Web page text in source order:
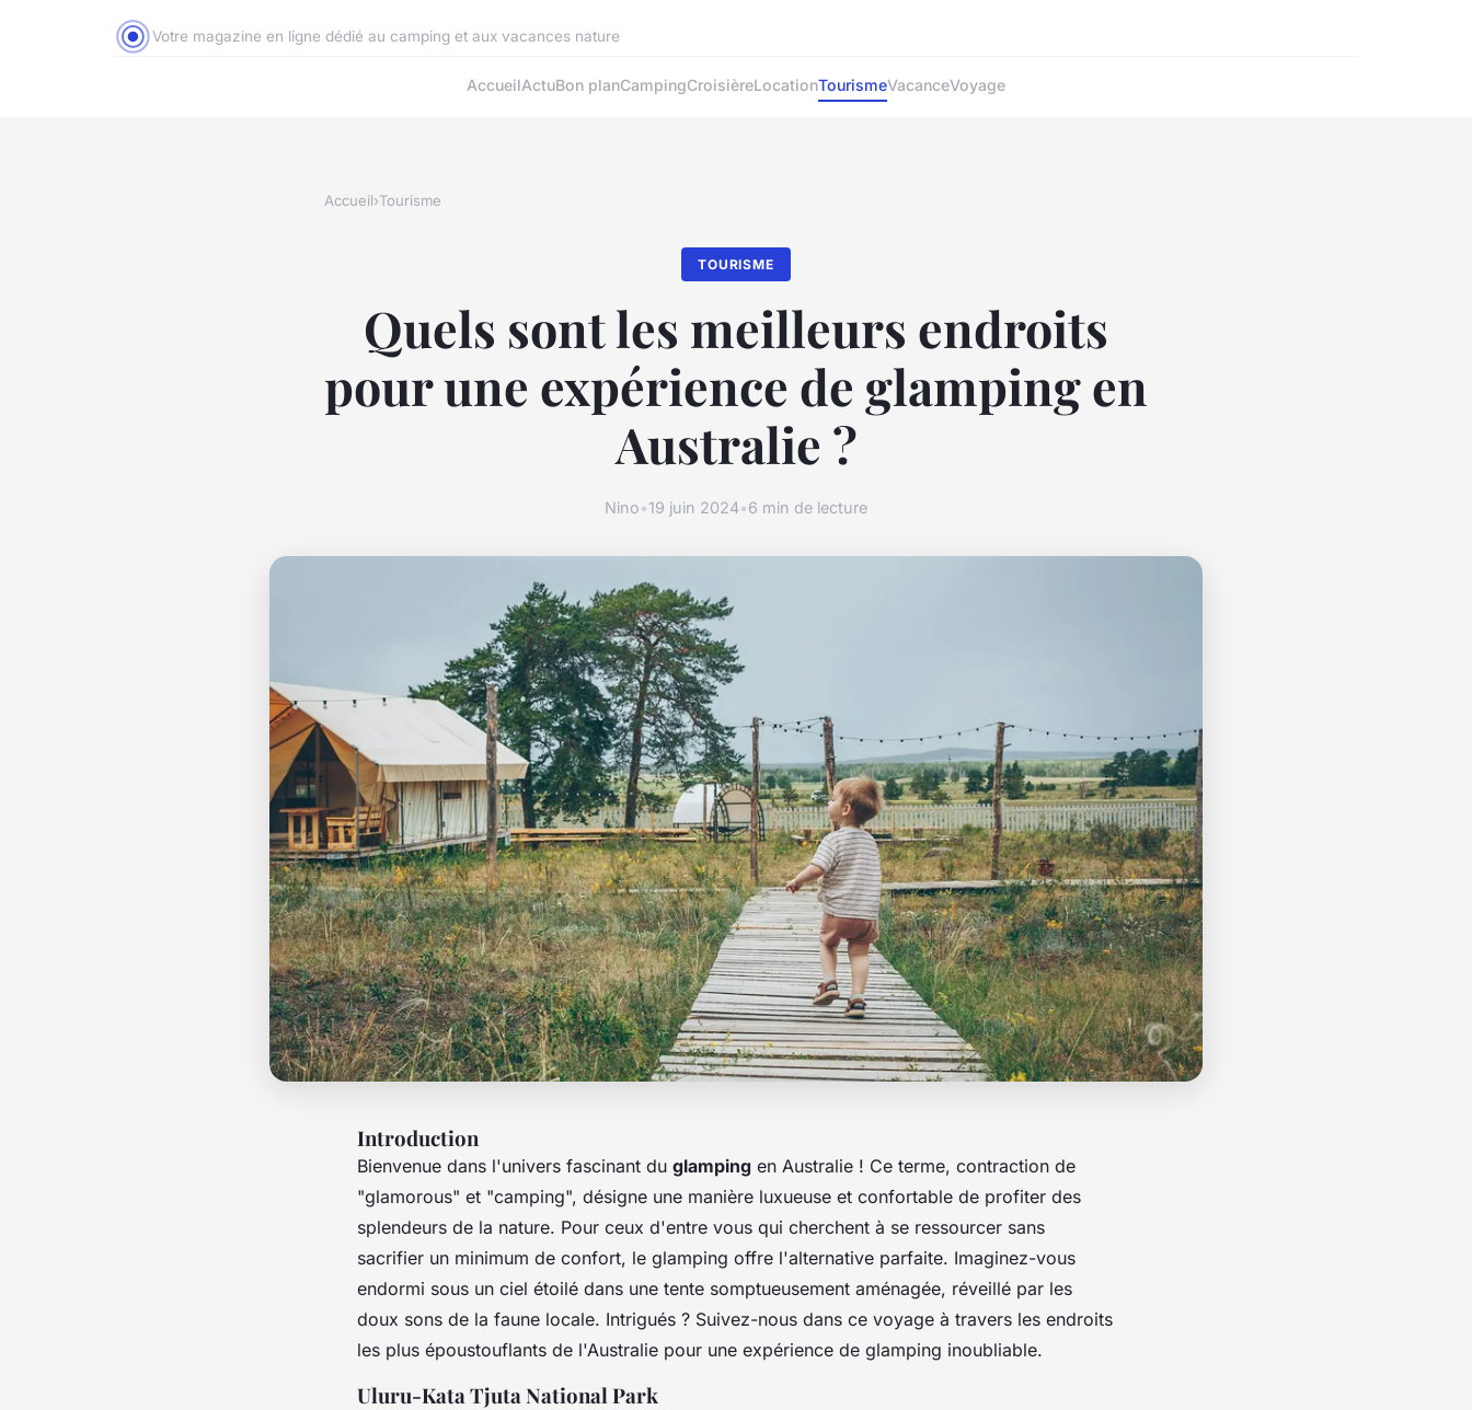
Votre magazine en ligne dédié au camping et aux vacances nature
AccueilActuBon planCampingCroisièreLocationTourismeVacanceVoyage
Accueil›Tourisme
TOURISME
Quels sont les meilleurs endroits
pour une expérience de glamping en
Australie ?
Nino•19 juin 2024•6 min de lecture
Introduction
Bienvenue dans l'univers fascinant du glamping en Australie ! Ce terme, contraction de
"glamorous" et "camping", désigne une manière luxueuse et confortable de profiter des
splendeurs de la nature. Pour ceux d'entre vous qui cherchent à se ressourcer sans
sacrifier un minimum de confort, le glamping offre l'alternative parfaite. Imaginez-vous
endormi sous un ciel étoilé dans une tente somptueusement aménagée, réveillé par les
doux sons de la faune locale. Intrigués ? Suivez-nous dans ce voyage à travers les endroits
les plus époustouflants de l'Australie pour une expérience de glamping inoubliable.
Uluru-Kata Tjuta National Park